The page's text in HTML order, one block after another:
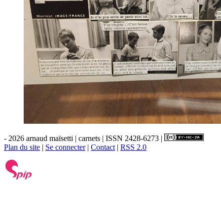
- 2026 arnaud maïsetti | carnets | ISSN 2428-6273 |
Plan du site | Se connecter| Contact | RSS 2.0